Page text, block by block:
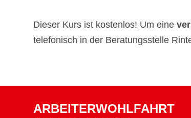
Dieser Kurs ist kostenlos! Um eine
telefonisch in der Beratungsstelle
ARBEITERWOHLFAHRT